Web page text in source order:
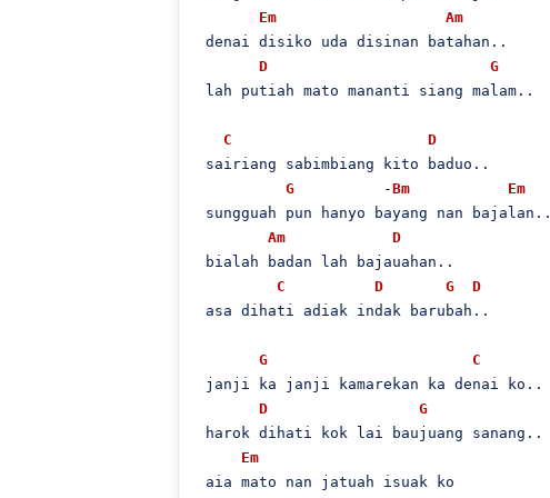
Em
Am
denai disiko uda disinan batahan..
D
G
lah putiah mato mananti siang malam..
C
D
sairiang sabimbiang kito baduo..
G
          -
Bm
Em
sungguah pun hanyo bayang nan bajalan..
Am
D
bialah badan lah bajauahan..
C
D G
D
asa dihati adiak indak barubah..
G
C
janji ka janji kamarekan ka denai ko..
D
G
harok dihati kok lai baujuang sanang..
Em
aia mato nan jatuah isuak ko